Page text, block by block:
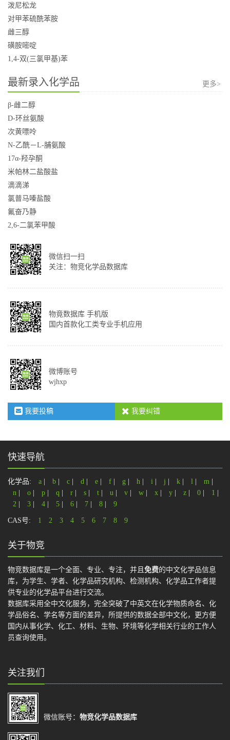
泼尼松龙
对甲苯硫酰苯胺
雌三醇
磺胺嘧啶
1,4-双(三氯甲基)苯
最新录入化学品 更多>
β-雌二醇
D-环丝氨酸
次黄嘌呤
N-乙酰－L-脯氨酸
17α-羟孕酮
米帕林二盐酸盐
滴滴涕
氯普马嗪盐酸
氟奋乃静
2,6-二氯苯甲酸
微信扫一扫
关注：物竞化学品数据库
物竟数据库 手机版
国内首款化工类专业手机应用
微博账号
wjhxp
我要投稿 我要纠错
快速导航
化学品: a b c d e f g h i j k l m
n
o p q r s t u v w x y z 0 1
2
3 4 5 6 7 8 9
CAS号: 1 2 3 4 5 6 7 8 9
关于物竞
物竞数据库是一个全面、专业、专注，并且 免费的中文化学品信息
库，为学生、学者、化学品研究机构、检测机构、化学品工作者提
供专业的化学品平台进行交流。
数据库采用全中文化服务，完全突破了中英文在化学物质命名、化
学品俗名、学名等方面的差异，所提供的数据全部中文化，更方便
国内从事化学、化工、材料、生物、环境等化学相关行业的工作人
员查询使用。
关注我们
微信账号： 物竞化学品数据库